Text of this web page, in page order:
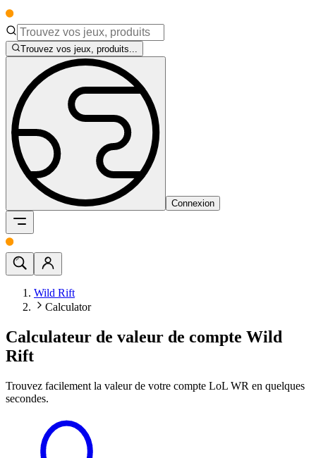
Trouvez vos jeux, produits...
Connexion
Wild Rift
Calculator
Calculateur de valeur de compte Wild
Rift
Trouvez facilement la valeur de votre compte LoL WR en quelques
secondes.